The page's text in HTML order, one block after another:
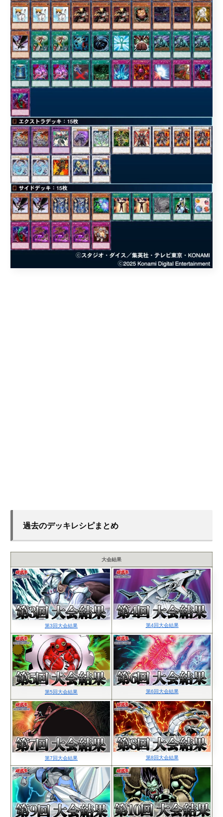
過去のデッキレシピまとめ
大会結果
第3回大会結果 第4回大会結果
第5回大会結果 第6回大会結果
第7回大会結果 第8回大会結果